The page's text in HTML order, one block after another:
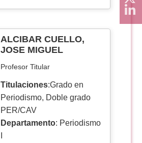
ALCIBAR CUELLO,
JOSE MIGUEL
Profesor Titular
Titulaciones:Grado en
Periodismo, Doble grado
PER/CAV
Departamento: Periodismo